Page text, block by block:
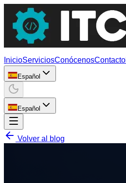
InicioServiciosConócenosContacto
Español
Español
Volver al blog